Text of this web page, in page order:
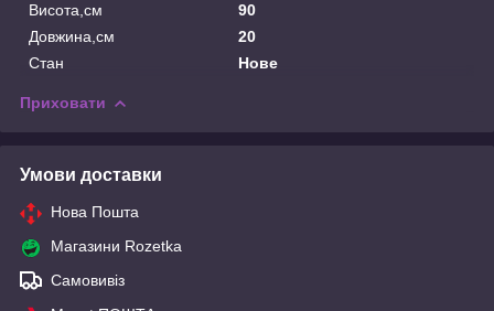
Висота,см
90
Довжина,см
20
Стан
Нове
Приховати
Умови доставки
Нова Пошта
Магазини Rozetka
Самовивіз